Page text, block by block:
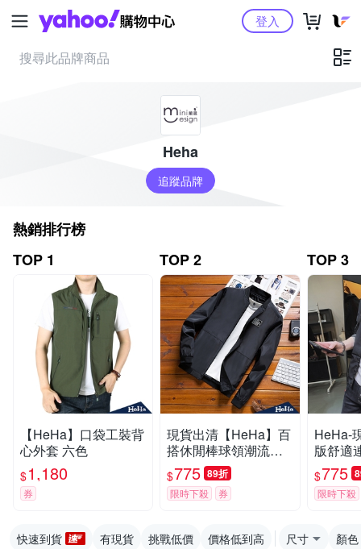
Yahoo購物中心登入
Heha
追蹤品牌
熱銷排行榜
TOP 1
【HeHa】口袋工裝背
心外套 六色
$1,180
券
TOP 2
現貨出清【HeHa】百
搭休閒棒球領潮流外
套 二色
$775 89折
限時下殺 券
TOP 3
HeHa-
版舒適
二色
$775
限時下殺
快速到貨 有現貨 挑戰低價 價格低到高 尺寸 顏色